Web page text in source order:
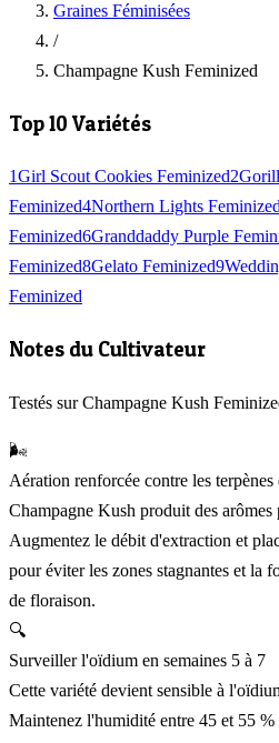
Graines Féminisées
/
Champagne Kush Feminized
Top 10 Variétés
1Girl Scout Cookies Feminized2
Feminized4Northern Lights
Feminized6Granddaddy Purple
Feminized8Gelato Feminized9
Feminized
Notes du Cultivateur
Testés sur Champagne Kush
🌬️
Aération renforcée contre les terpènes
Champagne Kush produit des arômes
Augmentez le débit d'extraction et
pour éviter les zones stagnantes et la
de floraison.
🔍
Surveiller l'oïdium en semaines 5 à 7
Cette variété devient sensible à
Maintenez l'humidité entre 45 et 55 %